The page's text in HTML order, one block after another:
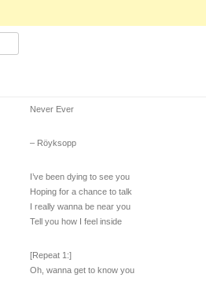
Never Ever
– Röyksopp
I’ve been dying to see you
Hoping for a chance to talk
I really wanna be near you
Tell you how I feel inside
[Repeat 1:]
Oh, wanna get to know you